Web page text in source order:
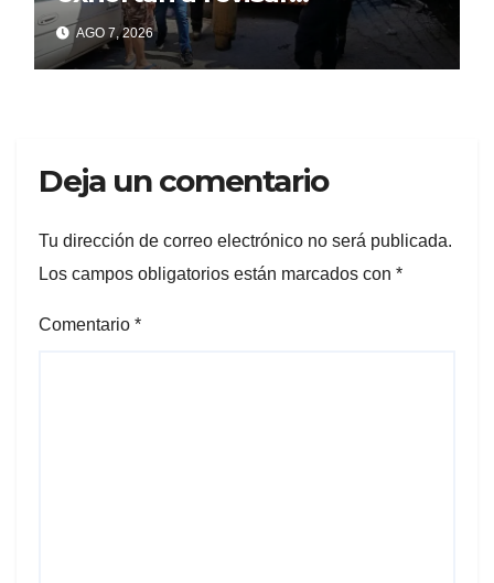
instalaciones de gas para
prevenir incidentes
AGO 7, 2026
Deja un comentario
Tu dirección de correo electrónico no será publicada.
Los campos obligatorios están marcados con *
Comentario *